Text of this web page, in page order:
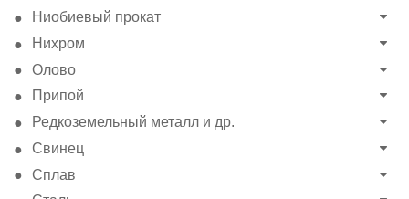
Ниобиевый прокат
Нихром
Олово
Припой
Редкоземельный металл и др.
Свинец
Сплав